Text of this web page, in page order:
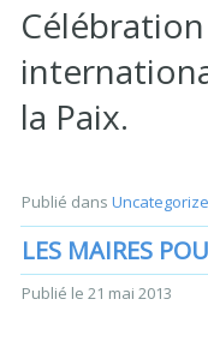
la Paix.
Publié dans
LES MAIRES
Publié le 21 mai 2013